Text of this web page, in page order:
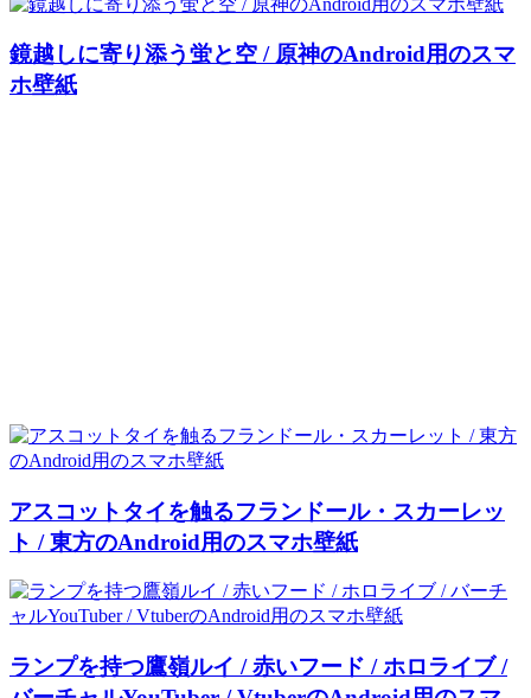
鏡越しに寄り添う蛍と空 / 原神のAndroid用のスマ
ホ壁紙
アスコットタイを触るフランドール・スカーレッ
ト / 東方のAndroid用のスマホ壁紙
ランプを持つ鷹嶺ルイ / 赤いフード / ホロライブ /